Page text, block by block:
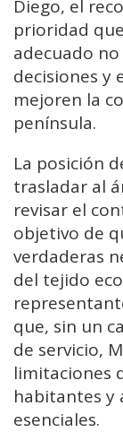
Diego, el
prioridad
adecuado
decisiones y
mejoren la
península.
La posición
trasladar al
revisar el
objetivo de
verdaderas
del tejido
que, sin un
de servicio,
limitaciones
habitantes y
esenciales.